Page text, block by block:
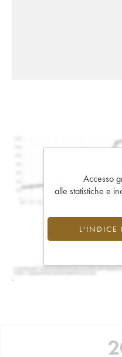
Accesso
alle statistiche e
L'INDICE